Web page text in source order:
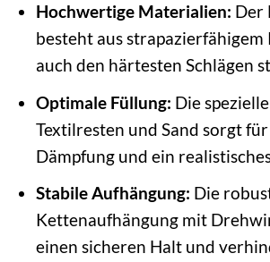
Hochwertige Materialien: Der
besteht aus strapazierfähigem
auch den härtesten Schlägen
Optimale Füllung: Die
Textilresten und Sand sorgt
Dämpfung und ein
Stabile Aufhängung: Die
Kettenaufhängung mit
einen sicheren Halt und